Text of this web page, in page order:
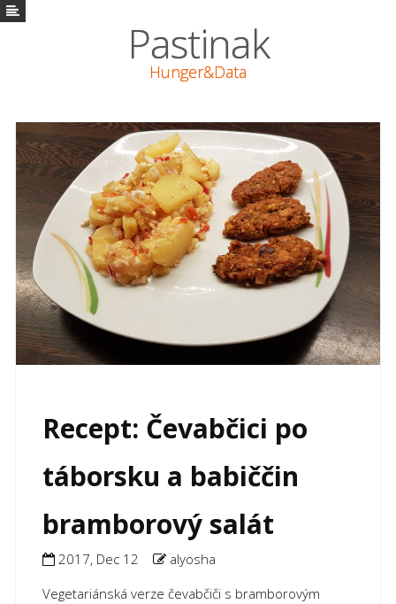
Pastinak
Vaření
Math
Pastinak
Hunger&Data
Recept: Čevabčici po
táborsku a babiččin
bramborový salát
2017, Dec 12
alyosha
Vegetariánská verze čevabčiči s bramborovým